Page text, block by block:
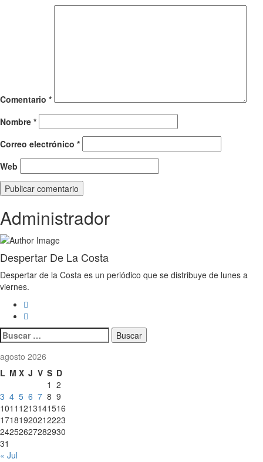
Comentario *
Nombre *
Correo electrónico *
Web
Administrador
Despertar De La Costa
Despertar de la Costa es un periódico que se distribuye de lunes a
viernes.
Buscar:
agosto 2026
L M X J V S D
1 2
3 4 5 6 7 8 9
1011 1213141516
17181920212223
24252627282930
31
« Jul